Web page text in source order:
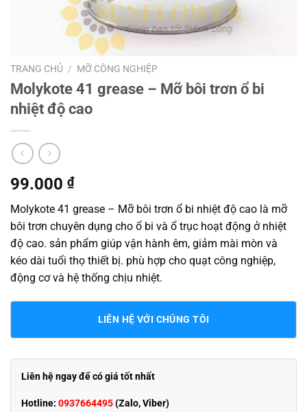
TRANG CHỦ / MỠ CÔNG NGHIỆP
Molykote 41 grease – Mỡ bôi trơn ổ bi
nhiệt độ cao
99.000 ₫
Molykote 41 grease – Mỡ bôi trơn ổ bi nhiệt độ cao là mỡ
bôi trơn chuyên dụng cho ổ bi và ổ trục hoạt động ở nhiệt
độ cao. sản phẩm giúp vận hành êm, giảm mài mòn và
kéo dài tuổi thọ thiết bị. phù hợp cho quạt công nghiệp,
động cơ và hệ thống chịu nhiệt.
LIÊN HỆ VỚI CHÚNG TÔI
Liên hệ ngay để có giá tốt nhất
Hotline: 0937664495(Zalo, Viber)